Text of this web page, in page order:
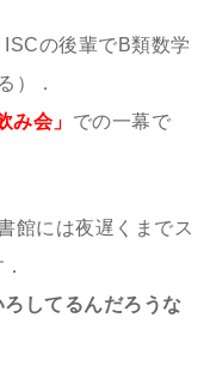
の後輩でB類数学
）．
み会」 での一幕で
館には夜遅くまでス
ろしてるんだろうな